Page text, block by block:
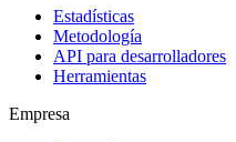
Estadísticas
Metodología
API para desarrolladores
Herramientas
Empresa